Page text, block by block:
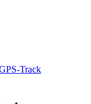
Track